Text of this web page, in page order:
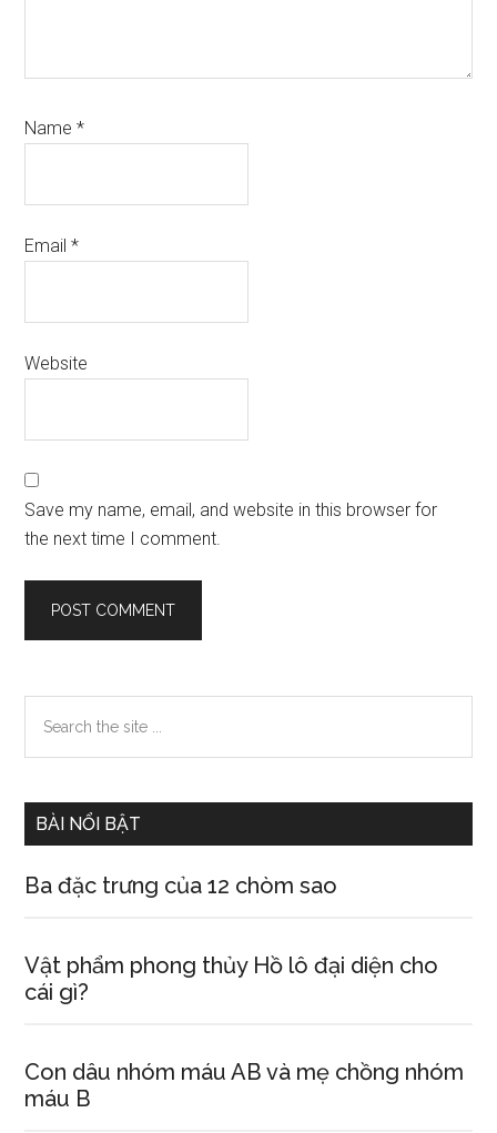
Name*
Email*
Website
Save my name, email, and website in this browser for
the next time I comment.
Primary
Sidebar
the
BÀI NỔI BẬT
Ba đặc trưng của 12 chòm sao
Vật phẩm phong thủy Hồ lô đại diện cho
cái gì?
Con dâu nhóm máu AB và mẹ chồng nhóm
máu B